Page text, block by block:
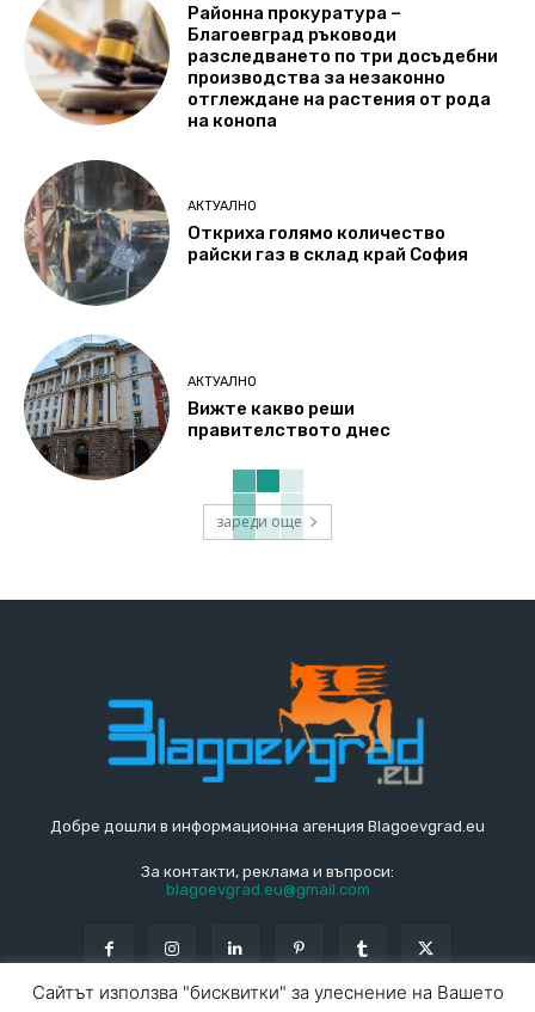
Районна прокуратура –
Благоевград ръководи
разследването по три досъдебни
производства за незаконно
отглеждане на растения от рода
на конопа
АКТУАЛНО
Откриха голямо количество
райски газ в склад край София
АКТУАЛНО
Вижте какво реши
правителството днес
зареди още
Добре дошли в информационна агенция Blagoevgrad.eu
За контакти, реклама и въпроси:
blagoevgrad.eu@gmail.com
Сайтът използва "бисквитки" за улеснение на Вашето